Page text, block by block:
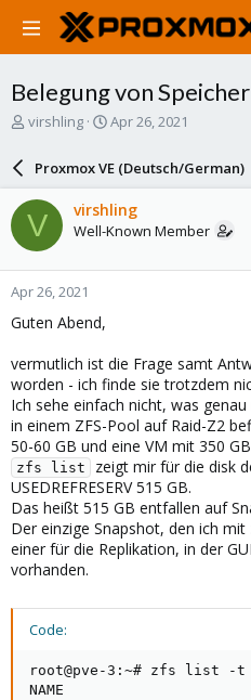
Belegung von
T
a
d
s
t
a
r
t
e
virshling
S
a
r
d
a
e
Apr 26, 2021
Proxmox VE (Deutsch/German)
V virshling
Well-Known Member
Apr 26, 2021
Guten Abend,
vermutlich ist die Frage samt
worden - ich finde sie trotzdem
Ich sehe einfach nicht, was
in einem ZFS-Pool auf Raid-Z2
50-60 GB und eine VM mit 350
zfs list
zeigt mir für die disk
USEDREFRESERV 515 GB.
Das heißt 515 GB entfallen auf
Der einzige Snapshot, den ich
einer für die Replikation, in der
vorhanden.
Code:
root@pve-3:~# zfs list -
NAME